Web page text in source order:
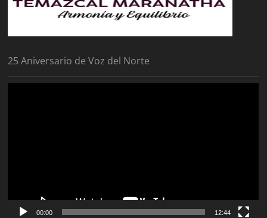
25 Aniversario de Voz del Norte
00:00 12:44